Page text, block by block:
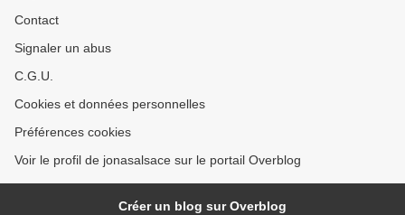
Contact
Signaler un abus
C.G.U.
Cookies et données personnelles
Préférences cookies
Voir le profil de jonasalsace sur le portail Overblog
Créer un blog sur Overblog